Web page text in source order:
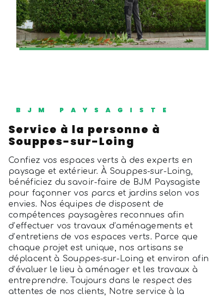
BJM PAYSAGISTE
service à la personne à
Souppes-sur-Loing
Confiez vos espaces verts à des experts en
paysage et extérieur. À Souppes-sur-Loing,
bénéficiez du savoir-faire de BJM Paysagiste
pour façonner vos parcs et jardins selon vos
envies. Nos équipes de disposent de
compétences paysagères reconnues afin
d’effectuer vos travaux d’aménagements et
d’entretiens de vos espaces verts. Parce que
chaque projet est unique, nos artisans se
déplacent à Souppes-sur-Loing et environ afin
d’évaluer le lieu à aménager et les travaux à
entreprendre. Toujours dans le respect des
attentes de nos clients, Notre service à la